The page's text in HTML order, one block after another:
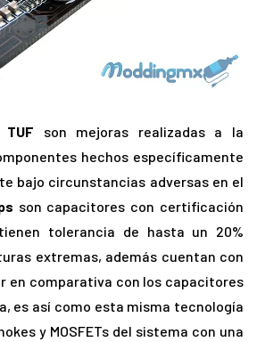
son mejoras realizadas a la
hechos específicamente
bajo circunstancias adversas en el
son capacitores con certificación
tolerancia de hasta un 20%
extremas, además cuentan con
en comparativa con los capacitores
es así como esta misma tecnología
y MOSFETs del sistema con una